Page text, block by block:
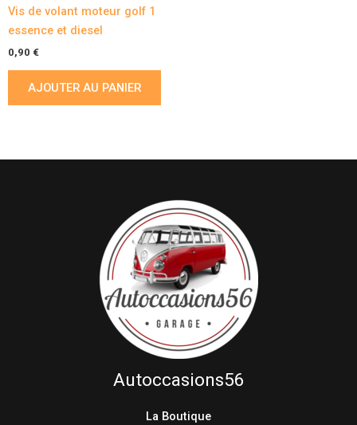
Vis de volant moteur golf 1
essence et diesel
0,90 €
AJOUTER AU PANIER
Autoccasions56
La Boutique